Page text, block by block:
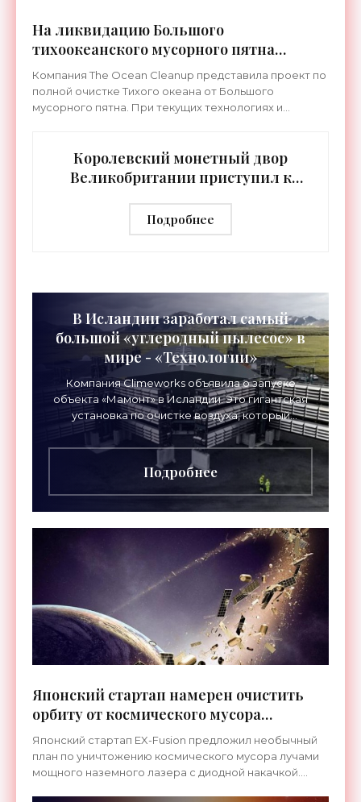
На ликвидацию Большого
тихоокеанского мусорного пятна
нужны $7,5 миллиардов - «Технологии»
Компания The Ocean Cleanup представила проект по
полной очистке Тихого океана от Большого
мусорного пятна. При текущих технологиях и
Королевский монетный двор
Великобритании приступил к
отходов - «Технологии»
Подробнее
В Исландии заработал самый
большой «углеродный пылесос» в
мире - «Технологии»
Компания Climeworks объявила о запуске
объекта «Мамонт» в Исландии. Это гигантская
установка по очистке воздуха, который
проходит через специальные фильтры для
извлечения атмосферного
Подробнее
Японский стартап намерен очистить
орбиту от космического мусора
мощным наземным лазером -
«Технологии»
Японский стартап EX-Fusion предложил необычный
план по уничтожению космического мусора лучами
мощного наземного лазера с диодной накачкой.